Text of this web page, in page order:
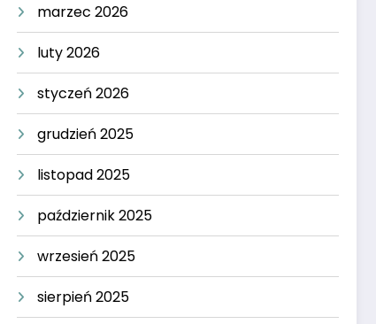
marzec 2026
luty 2026
styczeń 2026
grudzień 2025
listopad 2025
październik 2025
wrzesień 2025
sierpień 2025